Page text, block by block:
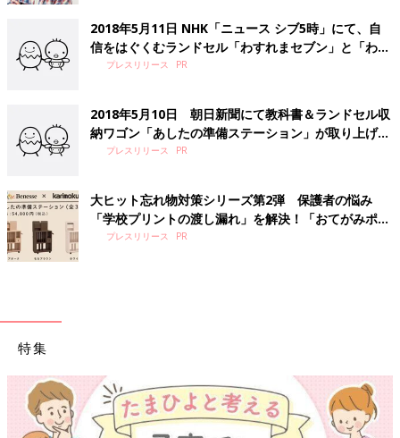
2018年5月11日 NHK「ニュース シブ5時」にて、自
信をはぐくむランドセル「わすれまセブン」と「わす
れナイン」が取り上げられました
プレスリリース
2018年5月10日 朝日新聞にて教科書＆ランドセル収
納ワゴン「あしたの準備ステーション」が取り上げら
れました
プレスリリース
大ヒット忘れ物対策シリーズ第2弾 保護者の悩み
「学校プリントの渡し漏れ」を解決！「おてがみポス
ト」付き教科書＆ランドセル収納ワゴン『あしたの準
プレスリリース
特集